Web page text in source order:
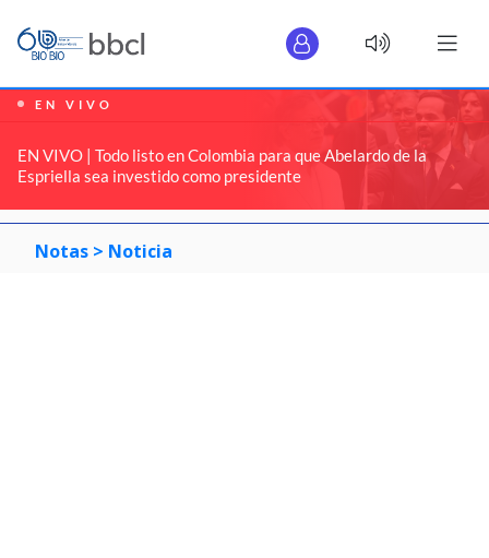
EN VIVO
EN VIVO | Todo listo en Colombia para que Abelardo de la
Espriella sea investido como presidente
Notas > Noticia